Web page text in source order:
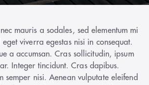
mauris a sodales, sed elementum mi
viverra egestas nisi in consequat.
a accumsan. Cras sollicitudin, ipsum
Integer tincidunt. Cras dapibus.
semper nisi. Aenean vulputate eleifend